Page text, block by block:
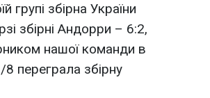
збірна України
збірні Андорри – 6:2,
нашої команди в
8 переграла збірну